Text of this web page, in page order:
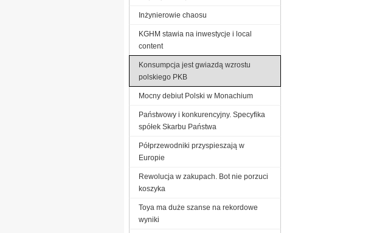
Inżynierowie chaosu
KGHM stawia na inwestycje i local
content
Konsumpcja jest gwiazdą wzrostu
polskiego PKB
Mocny debiut Polski w Monachium
Państwowy i konkurencyjny. Specyfika
spółek Skarbu Państwa
Półprzewodniki przyspieszają w
Europie
Rewolucja w zakupach. Bot nie porzuci
koszyka
Toya ma duże szanse na rekordowe
wyniki